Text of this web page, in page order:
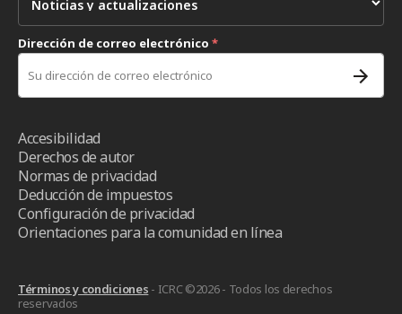
Dirección de correo electrónico *
Accesibilidad
Derechos de autor
Normas de privacidad
Deducción de impuestos
Configuración de privacidad
Orientaciones para la comunidad en línea
Términos y condiciones - ICRC ©2026 - Todos los derechos
reservados